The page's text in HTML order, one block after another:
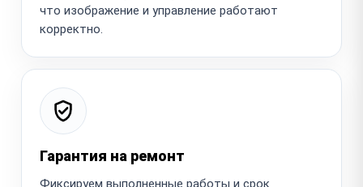
что изображение и управление работают
корректно.
Гарантия на ремонт
Фиксируем выполненные работы и срок